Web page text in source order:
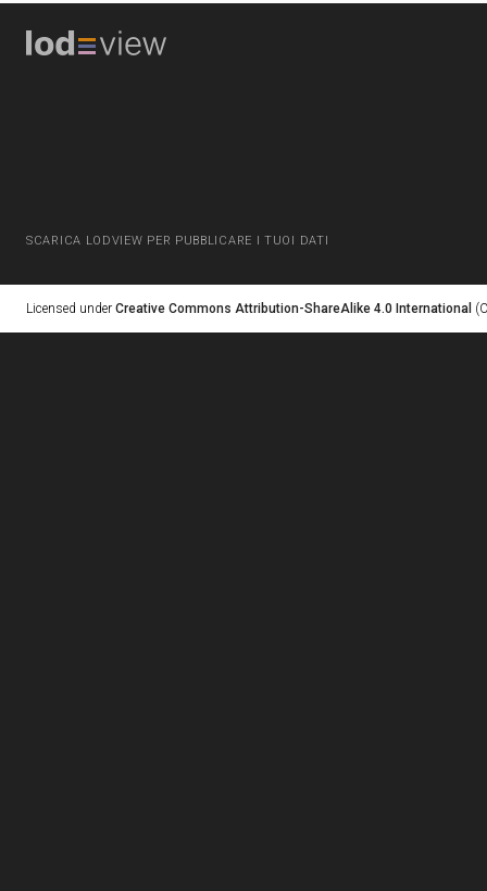
SCARICA LODVIEW PER PUBBLICARE I TUOI DATI
Licensed under Creative Commons Attribution-ShareAlike 4.0 International